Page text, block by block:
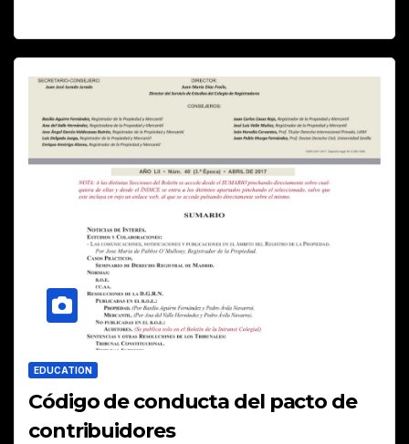
EDUCATION
Código de conducta del pacto de
contribuidores